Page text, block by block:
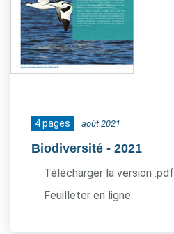
4 pages août 2021
Biodiversité - 2021
Télécharger la version .pdf
Feuilleter en ligne